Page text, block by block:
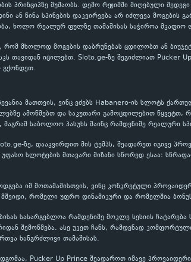
პრინციპზე მუშაობს. დემო რეჟიმში მიღებული
ან წინა სპინების დაკვირვება არ იძლევა მოგების
ხოლო რეალურ ფულზე თამაშისას საჭიროა მკაფიო
მხოლოდ მოგების დაბრუნებას ცდილობთ ან
თავიდან იცილებთ. Sloto.ge-ზე შეგიძლიათ Pucker
მათთვის, ვინც ეძებს Habanero-ის სლოტს
ამოწმებთ და საკუთარი გამოცდილებით წყვეტთ,
საბოლოო პასუხს მაინც რამდენიმე რეალური
ზე, დააკვირდით მის ტემპს, შეადარეთ იგივე
სლოტების მთავარი მიზანი სწორედ ესაა:
იმ მოთამაშისთვის, ვინც კონკრეტული
რომელი უფრო დინამიკური და რომელშია
სასარგებლოა რამდენიმე მოკლე სესიის
შემოწმება. ასე უკეთ ჩანს, რამდენად
ხანგრძლივი თამაშისას.
Pucker Up Prince შეადაროთ იმავე